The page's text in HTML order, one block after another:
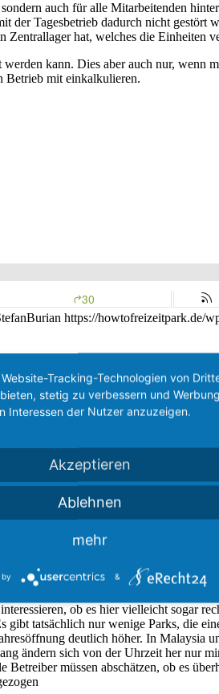
auch für alle Mitarbeitenden
der Tagesbetrieb dadurch nicht
Zentrallager hat, welches die Einheiten
kann. Dies aber auch nur, wenn
Betrieb mit einkalkulieren.
https://howtofreizeitpark.de/
doch auch. Und die
es wichtig das Thema genauer zu
Dahinter wird vor allem die
und Stände häufig zur Inspektion
man direkt beim Wetter
Fahrgeschäfte nicht betrieben
von Attraktionen
daher seit dem die
ob es hier vielleicht sogar
tatsächlich nur wenige Parks, die
deutlich höher. In Malaysia
ändern sich von der Uhrzeit her nur
müssen abschätzen, ob es
Tracking-Technologien von
stetig zu verbessern und Werbung
Interessen der Nutzer anzuzeigen.
Akzeptieren
Ablehnen
mehr
by &